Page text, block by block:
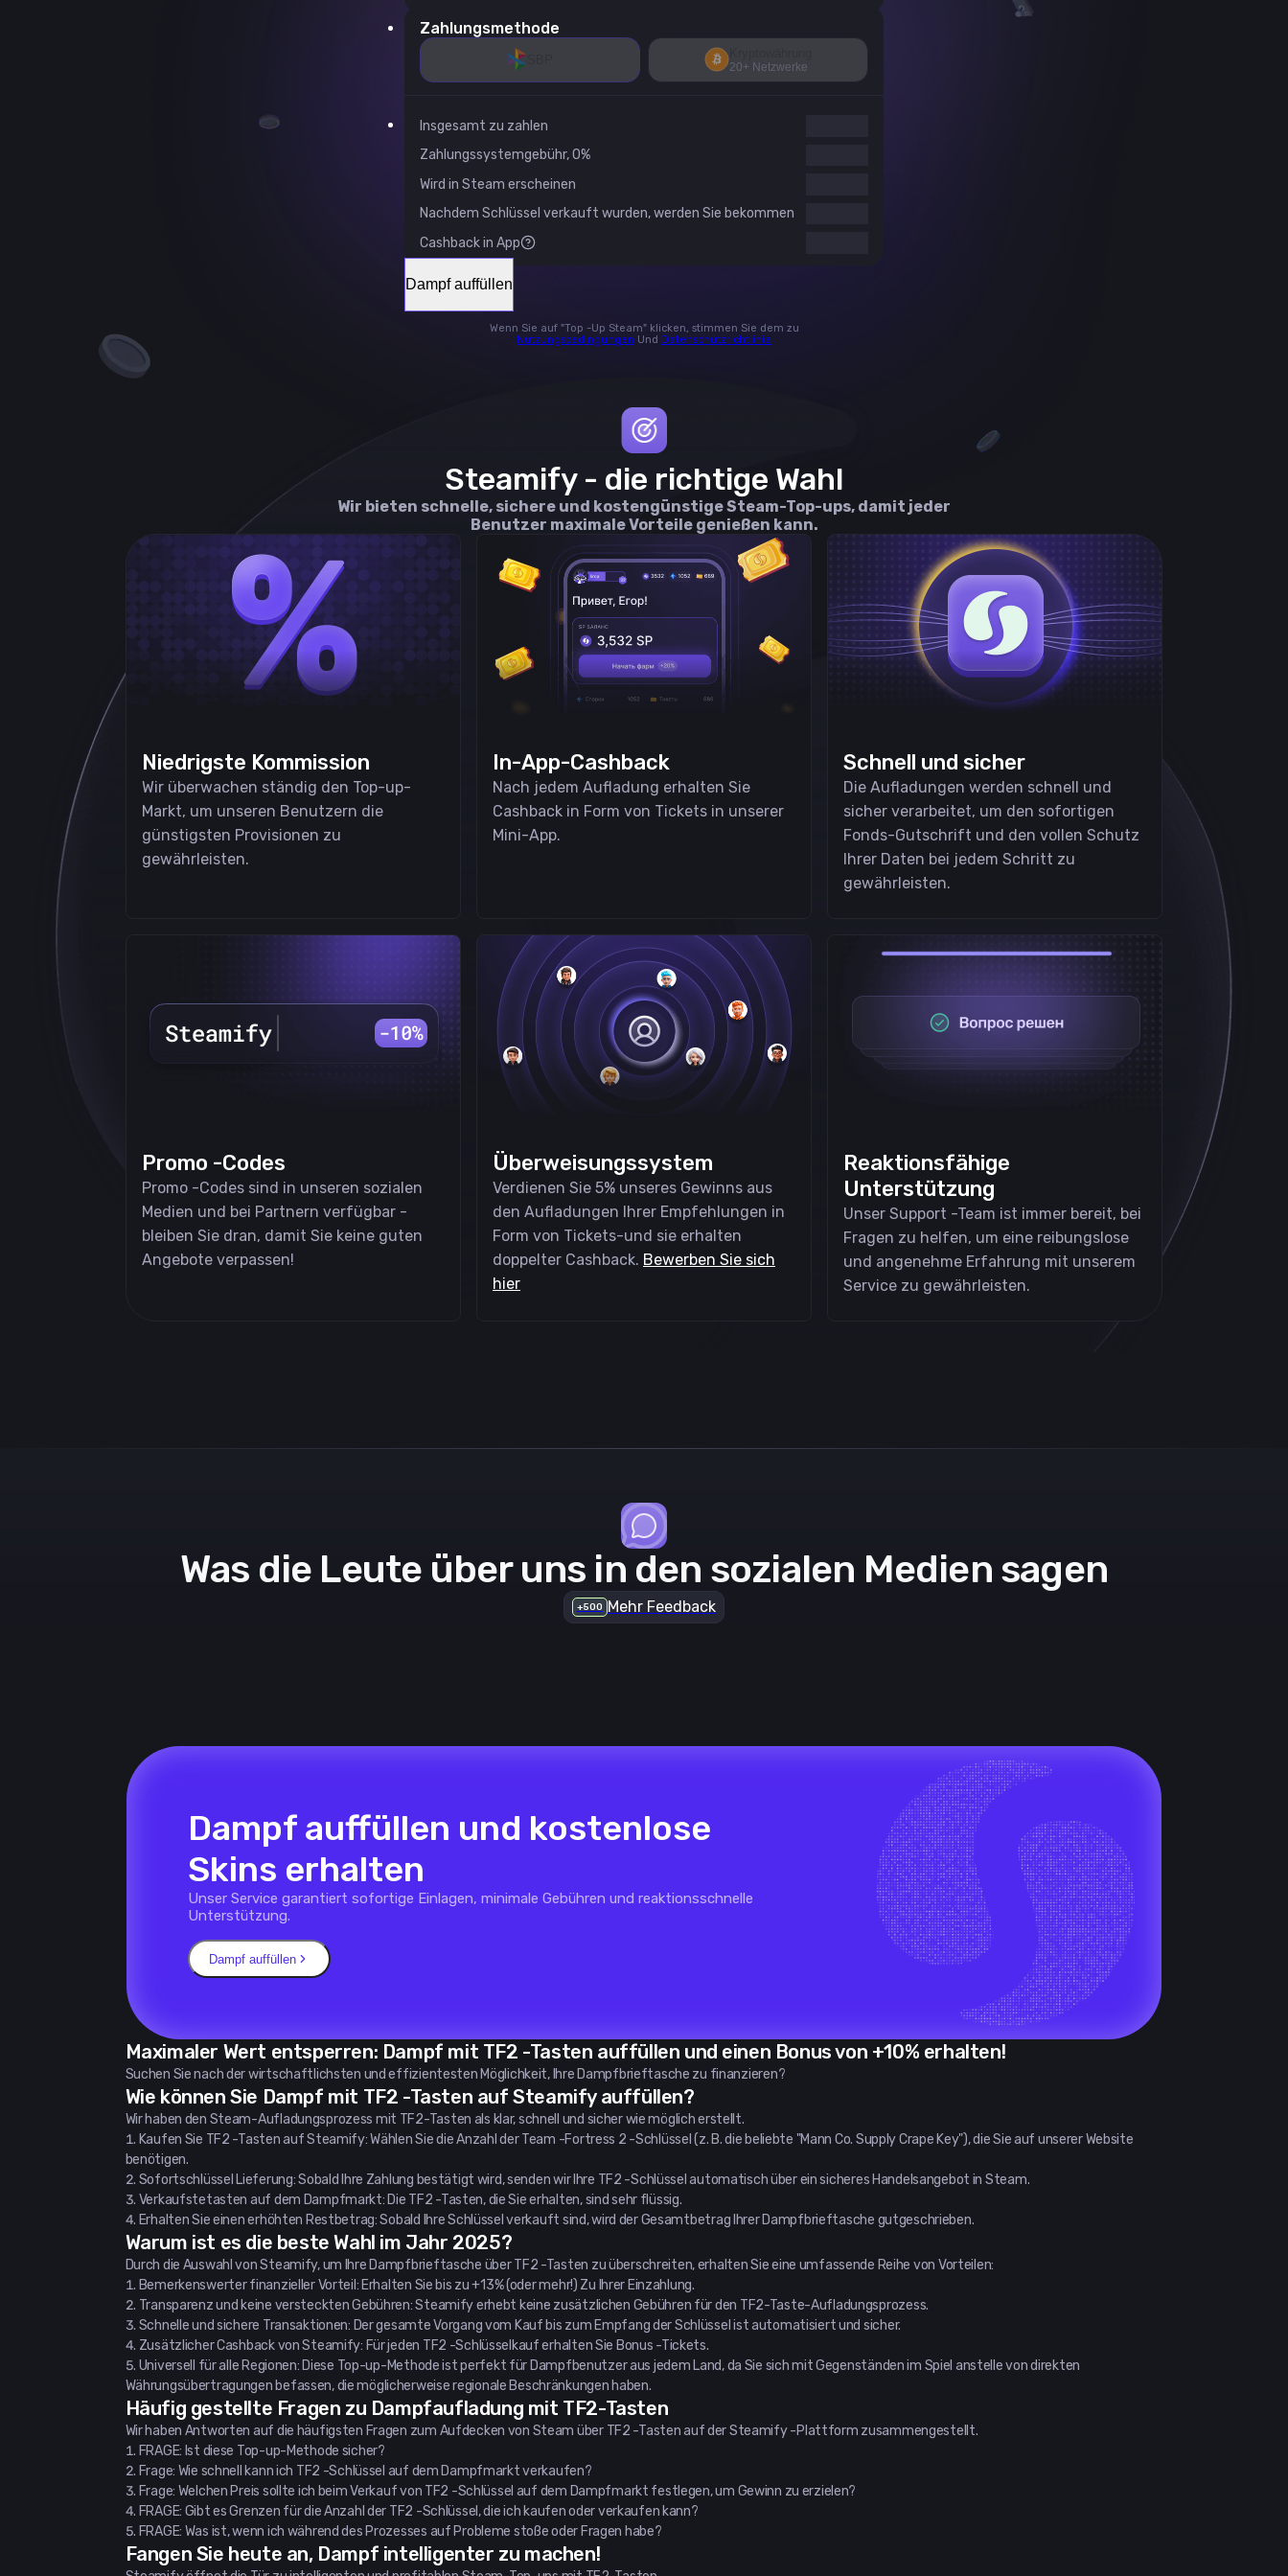
Zahlungsmethode
20+ Netzwerke
Insgesamt zu zahlen
Zahlungssystemgebühr,0%
Wird in Steam erscheinen
Nachdem Schlüssel verkauft wurden, werden Sie bekommen
Cashback in App
Dampf auffüllen
Wenn Sie auf "Top -Up Steam" klicken, stimmen Sie dem zu
Nutzungsbedingungen Und Datenschutzrichtlinie
Steamify - die richtige Wahl
Wir bieten schnelle, sichere und kostengünstige Steam-Top-ups, damit jeder
Benutzer maximale Vorteile genießen kann.
Niedrigste Kommission
Wir überwachen ständig den Top-up-
Markt, um unseren Benutzern die
günstigsten Provisionen zu
gewährleisten.
In-App-Cashback
Nach jedem Aufladung erhalten Sie
Cashback in Form von Tickets in unserer
Mini-App.
Schnell und sicher
Die Aufladungen werden schnell und
sicher verarbeitet, um den sofortigen
Fonds-Gutschrift und den vollen Schutz
Ihrer Daten bei jedem Schritt zu
gewährleisten.
Promo -Codes
Promo -Codes sind in unseren sozialen
Medien und bei Partnern verfügbar -
bleiben Sie dran, damit Sie keine guten
Angebote verpassen!
Überweisungssystem
Verdienen Sie 5% unseres Gewinns aus
den Aufladungen Ihrer Empfehlungen in
Form von Tickets-und sie erhalten
doppelter Cashback. Bewerben Sie sich
hier
Reaktionsfähige
Unterstützung
Unser Support -Team ist immer bereit, bei
Fragen zu helfen, um eine reibungslose
und angenehme Erfahrung mit unserem
Service zu gewährleisten.
Was die Leute über uns in den sozialen Medien sagen
+500 Mehr Feedback
Dampf auffüllen und kostenlose
Skins erhalten
Unser Service garantiert sofortige Einlagen, minimale Gebühren und reaktionsschnelle
Unterstützung.
Dampf auffüllen
Maximaler Wert entsperren: Dampf mit TF2 -Tasten auffüllen und einen Bonus von +10% erhalten!
Suchen Sie nach der wirtschaftlichsten und effizientesten Möglichkeit, Ihre Dampfbrieftasche zu finanzieren?
Wie können Sie Dampf mit TF2 -Tasten auf Steamify auffüllen?
Wir haben den Steam-Aufladungsprozess mit TF2-Tasten als klar, schnell und sicher wie möglich erstellt.
Kaufen Sie TF2 -Tasten auf Steamify: Wählen Sie die Anzahl der Team -Fortress 2 -Schlüssel (z. B. die beliebte "Mann Co. Supply Crape Key"), die Sie auf unserer Website
benötigen.
Sofortschlüssel Lieferung: Sobald Ihre Zahlung bestätigt wird, senden wir Ihre TF2 -Schlüssel automatisch über ein sicheres Handelsangebot in Steam.
Verkaufstetasten auf dem Dampfmarkt: Die TF2 -Tasten, die Sie erhalten, sind sehr flüssig.
Erhalten Sie einen erhöhten Restbetrag: Sobald Ihre Schlüssel verkauft sind, wird der Gesamtbetrag Ihrer Dampfbrieftasche gutgeschrieben.
Warum ist es die beste Wahl im Jahr 2025?
Durch die Auswahl von Steamify, um Ihre Dampfbrieftasche über TF2 -Tasten zu überschreiten, erhalten Sie eine umfassende Reihe von Vorteilen:
Bemerkenswerter finanzieller Vorteil: Erhalten Sie bis zu +13% (oder mehr!) Zu Ihrer Einzahlung.
Transparenz und keine versteckten Gebühren: Steamify erhebt keine zusätzlichen Gebühren für den TF2-Taste-Aufladungsprozess.
Schnelle und sichere Transaktionen: Der gesamte Vorgang vom Kauf bis zum Empfang der Schlüssel ist automatisiert und sicher.
Zusätzlicher Cashback von Steamify: Für jeden TF2 -Schlüsselkauf erhalten Sie Bonus -Tickets.
Universell für alle Regionen: Diese Top-up-Methode ist perfekt für Dampfbenutzer aus jedem Land, da Sie sich mit Gegenständen im Spiel anstelle von direkten
Währungsübertragungen befassen, die möglicherweise regionale Beschränkungen haben.
Häufig gestellte Fragen zu Dampfaufladung mit TF2-Tasten
Wir haben Antworten auf die häufigsten Fragen zum Aufdecken von Steam über TF2 -Tasten auf der Steamify -Plattform zusammengestellt.
FRAGE: Ist diese Top-up-Methode sicher?
Frage: Wie schnell kann ich TF2 -Schlüssel auf dem Dampfmarkt verkaufen?
Frage: Welchen Preis sollte ich beim Verkauf von TF2 -Schlüssel auf dem Dampfmarkt festlegen, um Gewinn zu erzielen?
FRAGE: Gibt es Grenzen für die Anzahl der TF2 -Schlüssel, die ich kaufen oder verkaufen kann?
FRAGE: Was ist, wenn ich während des Prozesses auf Probleme stoße oder Fragen habe?
Fangen Sie heute an, Dampf intelligenter zu machen!